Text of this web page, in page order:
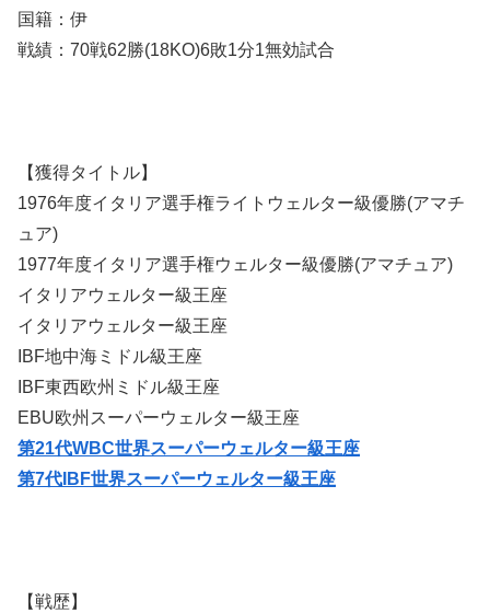
国籍：伊
戦績：70戦62勝(18KO)6敗1分1無効試合
【獲得タイトル】
1976年度イタリア選手権ライトウェルター級優勝(アマチ
ュア)
1977年度イタリア選手権ウェルター級優勝(アマチュア)
イタリアウェルター級王座
イタリアウェルター級王座
IBF地中海ミドル級王座
IBF東西欧州ミドル級王座
EBU欧州スーパーウェルター級王座
第21代WBC世界スーパーウェルター級王座
第7代IBF世界スーパーウェルター級王座
【戦歴】